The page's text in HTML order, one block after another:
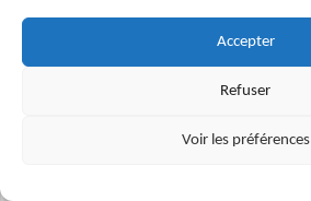
Accepter
Refuser
Voir les préférences